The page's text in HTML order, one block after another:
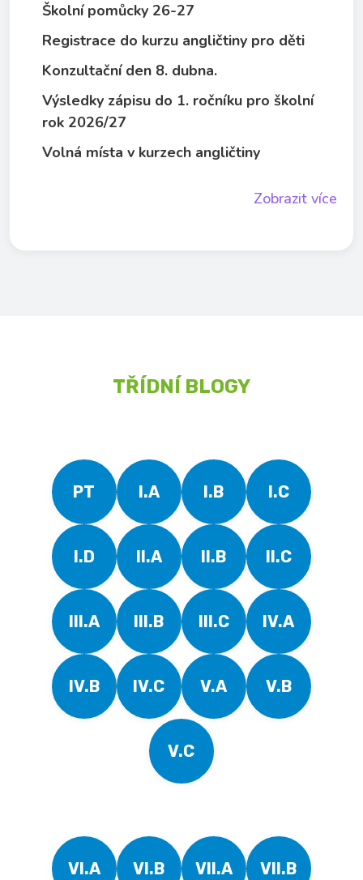
Školní pomůcky 26-27
Registrace do kurzu angličtiny pro děti
Konzultační den 8. dubna.
Výsledky zápisu do 1. ročníku pro školní
rok 2026/27
Volná místa v kurzech angličtiny
Zobrazit více
TŘÍDNÍ BLOGY
PT I.A I.B I.C
I.D II.A II.B II.C
III.A III.B III.C IV.A
IV.B IV.C V.A V.B
V.C
VI.A VI.B VII.A VII.B